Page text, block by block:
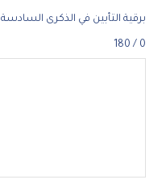
برقية التأبين في الذكرى
0 / 180